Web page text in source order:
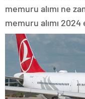
memuru alımı ne
memuru alımı 2024